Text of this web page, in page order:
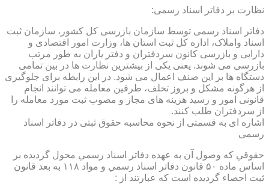
نظارت بر دفاتر اسناد رسمی:
دفاتر اسناد رسمی توسط سازمان بازرسی کل کشور، سازمان ثبت
اسناد واملاک، اداره کل ثبت استان ها، وزارت امور اقتصادی و
دارایی و بازرسی کانون سردفتران و دفتر یاران به طور مرتب
بازرسی می شوند. یعنی یکی از بیشترین نظارت ها در بین تمامی
دستگاه ها بر این صنف اعمال می شود. در این رابطه برای جلوگیری
از هرگونه مشکل و بروز تخلف، طرفین معامله می توانند انجام
قانونی امور و رسید هزینه های مجاز و مصوب ثبت مورد معامله را
از سردفتران طلب کنند.
اشاره ای به قسمتی از نحوه محاسبه حقوق ثبتی در دفاتر اسناد
رسمی
حقوقي كه وصول آن به عهده دفاتر اسناد رسمي محول گرديده بر
اساس ماده ۵۰ قانون دفاتر اسناد رسمي و مواد ۱۱۸ به بعد قانون
ثبت احصاء گرديده است كه عبارتند از :